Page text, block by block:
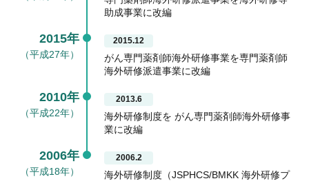
助成事業に改編
2015年
（平成27年）
2015.12
がん専門薬剤師海外研修事業を専門薬剤師
海外研修派遣事業に改編
2010年
（平成22年）
2013.6
海外研修制度を がん専門薬剤師海外研修事
業に改編
2006年
（平成18年）
2006.2
海外研修制度（JSPHCS/BMKK 海外研修プ